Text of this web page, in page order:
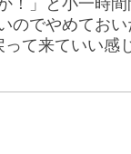
！」と小一時
のでやめてお
て来ていい感